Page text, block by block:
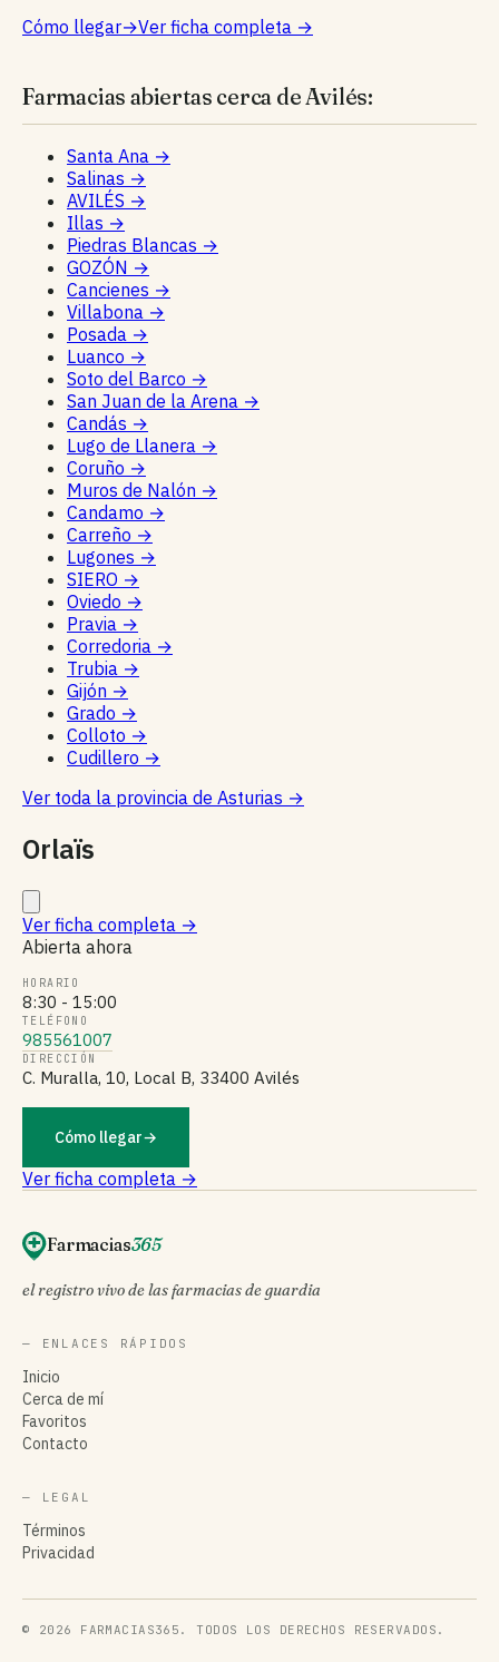
Cómo llegar→Ver ficha completa →
Farmacias abiertas cerca de Avilés:
Santa Ana →
Salinas →
AVILÉS →
Illas →
Piedras Blancas →
GOZÓN →
Cancienes →
Villabona →
Posada →
Luanco →
Soto del Barco →
San Juan de la Arena →
Candás →
Lugo de Llanera →
Coruño →
Muros de Nalón →
Candamo →
Carreño →
Lugones →
SIERO →
Oviedo →
Pravia →
Corredoria →
Trubia →
Gijón →
Grado →
Colloto →
Cudillero →
Ver toda la provincia de Asturias →
Orlaïs
Ver ficha completa →
Abierta ahora
HORARIO
8:30 - 15:00
TELÉFONO
985561007
DIRECCIÓN
C. Muralla, 10, Local B, 33400 Avilés
Cómo llegar→
Ver ficha completa →
Farmacias365
el registro vivo de las farmacias de guardia
— ENLACES RÁPIDOS
Inicio
Cerca de mí
Favoritos
Contacto
— LEGAL
Términos
Privacidad
© 2026 FARMACIAS365. TODOS LOS DERECHOS RESERVADOS.